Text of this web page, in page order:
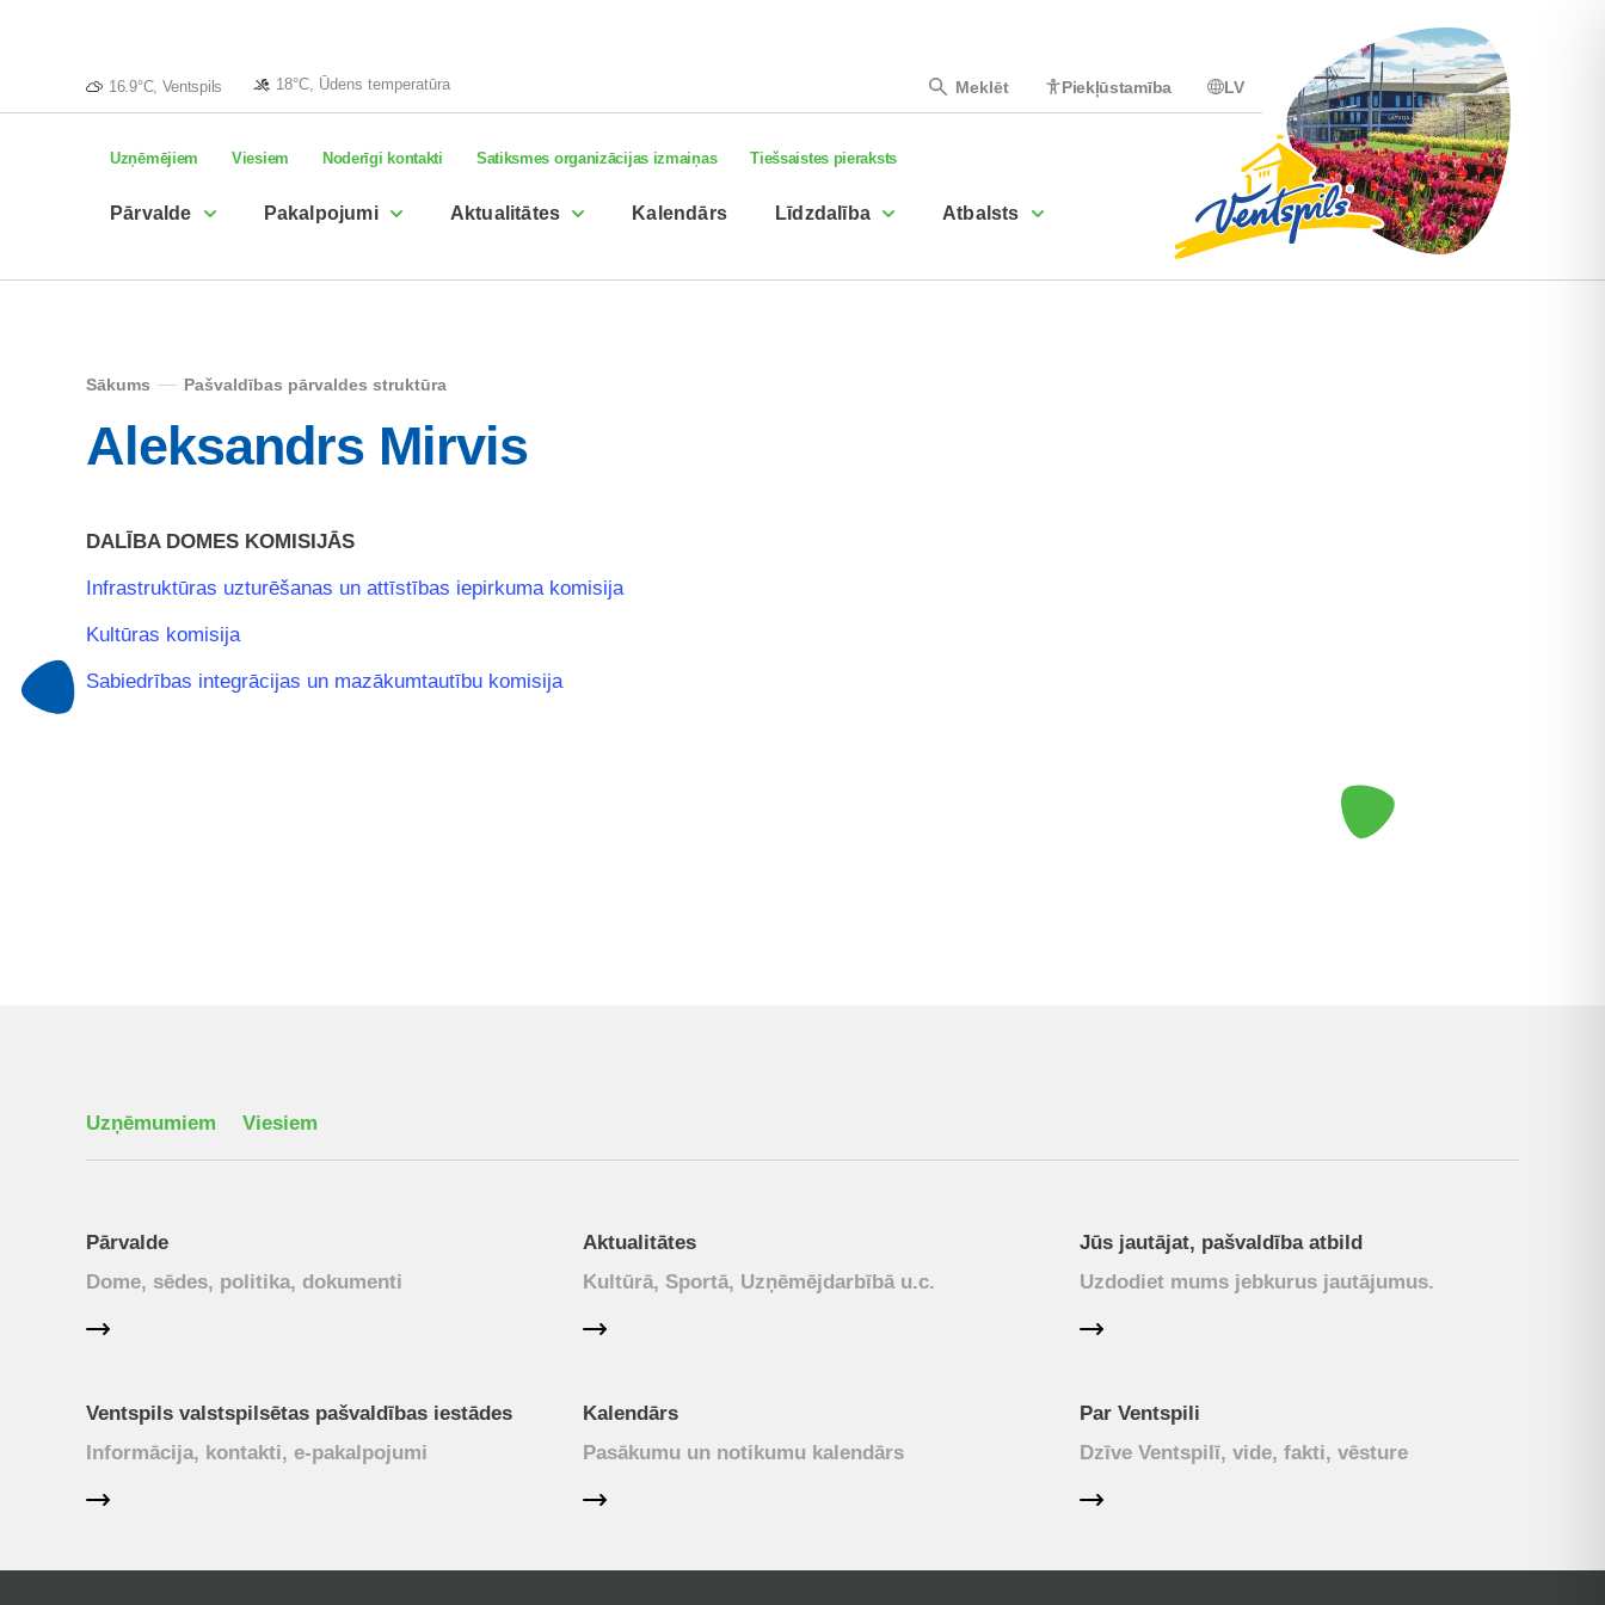
16.9°C, Ventspils 18°C, Ūdens temperatūra Meklēt Piekļūstamība LV
Uzņēmējiem Viesiem Noderīgi kontakti Satiksmes organizācijas izmaiņas Tiešsaistes pieraksts
Pārvalde Pakalpojumi Aktualitātes Kalendārs Līdzdalība Atbalsts
Sākums Pašvaldības pārvaldes struktūra
Aleksandrs Mirvis
DALĪBA DOMES KOMISIJĀS
Infrastruktūras uzturēšanas un attīstības iepirkuma komisija
Kultūras komisija
Sabiedrības integrācijas un mazākumtautību komisija
Uzņēmumiem Viesiem
Pārvalde
Dome, sēdes, politika, dokumenti
Aktualitātes
Kultūrā, Sportā, Uzņēmējdarbībā u.c.
Jūs jautājat, pašvaldība atbild
Uzdodiet mums jebkurus jautājumus.
Ventspils valstspilsētas pašvaldības iestādes
Informācija, kontakti, e-pakalpojumi
Kalendārs
Pasākumu un notikumu kalendārs
Par Ventspili
Dzīve Ventspilī, vide, fakti, vēsture